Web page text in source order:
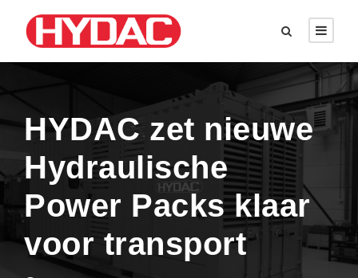
HYDAC zet nieuwe
Hydraulische
Power Packs klaar
voor transport